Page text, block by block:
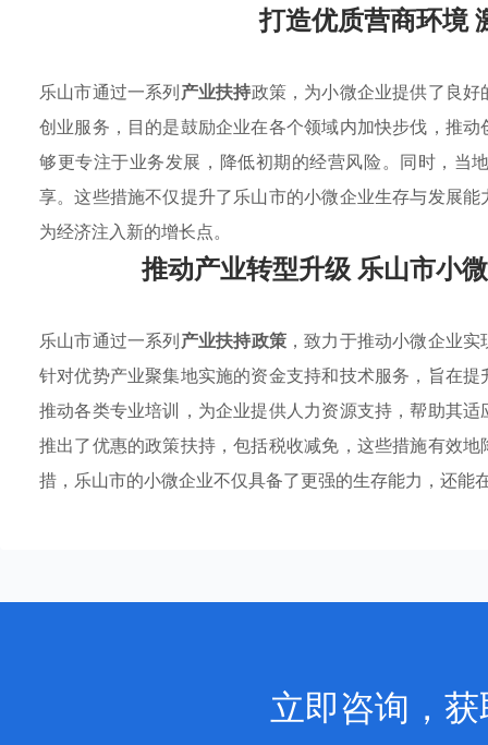
打造优质营商环境
乐山市通过一系列产业扶持政策，为小微企业提供了良
创业服务，目的是鼓励企业在各个领域内加快步伐，推
够更专注于业务发展，降低初期的经营风险。同时，当
享。这些措施不仅提升了乐山市的小微企业生存与发展
为经济注入新的增长点。
推动产业转型升级 乐山市小
乐山市通过一系列产业扶持政策，致力于推动小微企业实
针对优势产业聚集地实施的资金支持和技术服务，旨在
推动各类专业培训，为企业提供人力资源支持，帮助其
推出了优惠的政策扶持，包括税收减免，这些措施有效
措，乐山市的小微企业不仅具备了更强的生存能力，还能
立即咨询，